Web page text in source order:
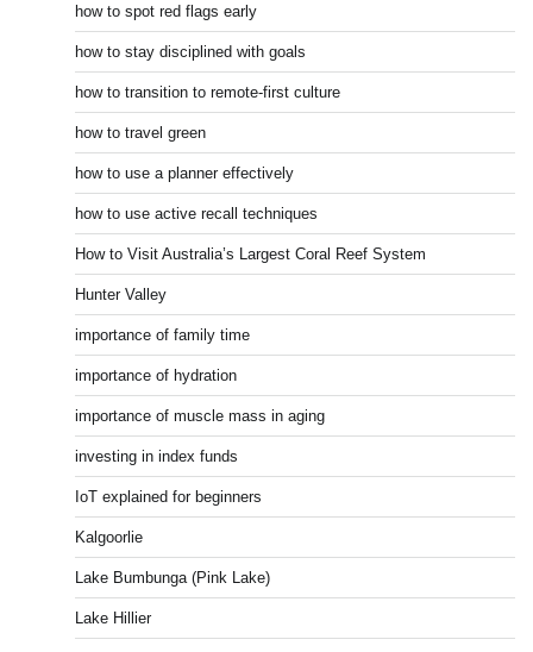
how to spot red flags early
how to stay disciplined with goals
how to transition to remote-first culture
how to travel green
how to use a planner effectively
how to use active recall techniques
How to Visit Australia’s Largest Coral Reef System
Hunter Valley
importance of family time
importance of hydration
importance of muscle mass in aging
investing in index funds
IoT explained for beginners
Kalgoorlie
Lake Bumbunga (Pink Lake)
Lake Hillier